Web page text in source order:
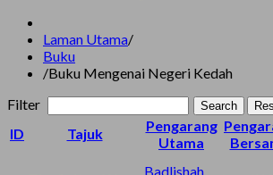
Laman Utama/
Buku
/Buku Mengenai Negeri Kedah
Filter
Search
ID Tajuk
Pengarang
Utama
Badlishah